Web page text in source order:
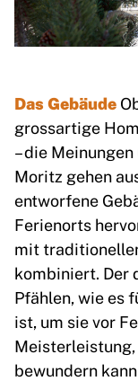
Das Gebäude
grossartige
– die
Moritz gehen
entworfene
Ferienorts
mit
kombiniert. Der
Pfählen, wie es
ist, um sie vor
Meisterleistung,
bewundern